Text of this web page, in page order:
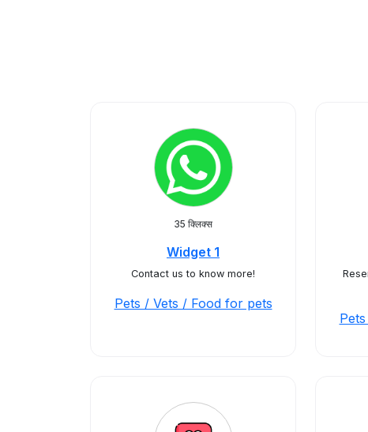
35 क्लिक्स
Widget 1
Contact us to know more!
Pets / Vets / Food for pets